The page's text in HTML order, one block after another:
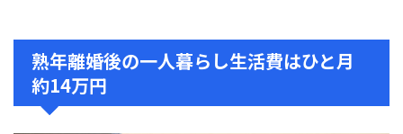
熟年離婚後の一人暮らし生活費はひと月
約14万円